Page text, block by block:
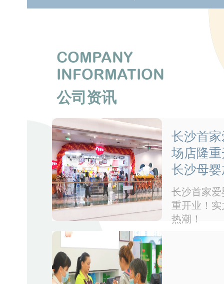
COMPANY
INFORMATION
公司资讯
长沙首
场店隆
长沙母
长沙首家
重开业！
热潮！